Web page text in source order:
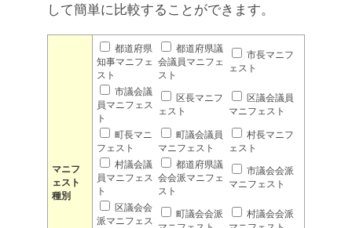
して簡単に比較することができます。
マニフ
ェスト
種別
都道府県
知事マニフェ
スト
都道府県議
会議員マニフェ
スト
市長マニフ
ェスト
市議会議
員マニフェス
ト
区長マニフ
ェスト
区議会議員
マニフェスト
町長マニ
フェスト
町議会議員
マニフェスト
村長マニフ
ェスト
村議会議
員マニフェス
ト
都道府県議
会会派マニフェ
スト
市議会会派
マニフェスト
区議会会
派マニフェス
町議会会派
村議会会派